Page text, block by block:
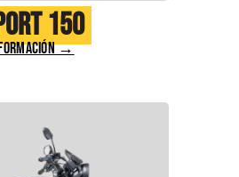
150
→